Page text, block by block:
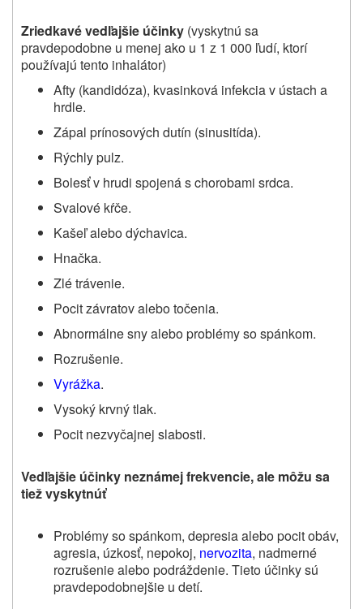
Zriedkavé vedľajšie účinky (vyskytnú sa
pravdepodobne u menej ako u 1 z 1 000 ľudí, ktorí
používajú tento inhalátor)
Afty (kandidóza), kvasinková infekcia v ústach a
hrdle.
Zápal prínosových dutín (sinusitída).
Rýchly pulz.
Bolesť v hrudi spojená s chorobami srdca.
Svalové kŕče.
Kašeľ alebo dýchavica.
Hnačka.
Zlé trávenie.
Pocit závratov alebo točenia.
Abnormálne sny alebo problémy so spánkom.
Rozrušenie.
Vyrážka.
Vysoký krvný tlak.
Pocit nezvyčajnej slabosti.
Vedľajšie účinky neznámej frekvencie, ale môžu sa
tiež vyskytnúť
Problémy so spánkom, depresia alebo pocit obáv,
agresia, úzkosť, nepokoj, nervozita, nadmerné
rozrušenie alebo podráždenie. Tieto účinky sú
pravdepodobnejšie u detí.